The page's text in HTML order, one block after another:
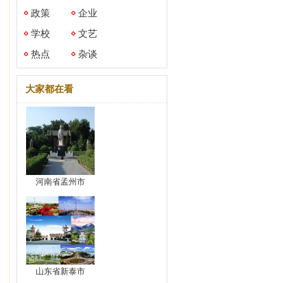
政策
企业
学校
文艺
热点
杂谈
大家都在看
河南省孟州市
山东省新泰市